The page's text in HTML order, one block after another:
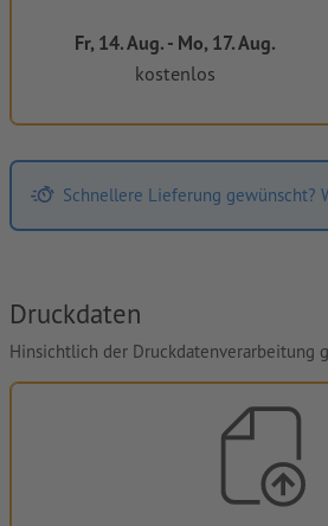
Fr, 14. Aug. - Mo, 17. Aug.
kostenlos
Schnellere Lieferung gewünscht?
Druckdaten
Hinsichtlich der Druckdatenverarbeitung